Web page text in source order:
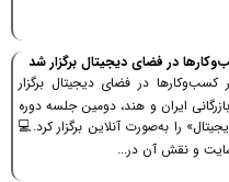
در فضای دیجیتال برگزار شد
در فضای دیجیتال برگزار
ایران و هند، دومین جلسه دوره
را به‌صورت آنلاین برگزار کرد.💻
و نقش آن در...